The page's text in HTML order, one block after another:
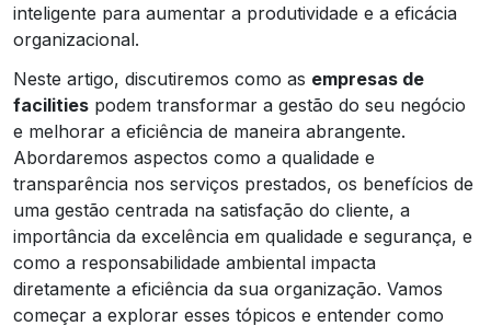
inteligente para aumentar a produtividade e a eficácia
organizacional.
Neste artigo, discutiremos como as empresas de
facilities podem transformar a gestão do seu negócio
e melhorar a eficiência de maneira abrangente.
Abordaremos aspectos como a qualidade e
transparência nos serviços prestados, os benefícios de
uma gestão centrada na satisfação do cliente, a
importância da excelência em qualidade e segurança, e
como a responsabilidade ambiental impacta
diretamente a eficiência da sua organização. Vamos
começar a explorar esses tópicos e entender como